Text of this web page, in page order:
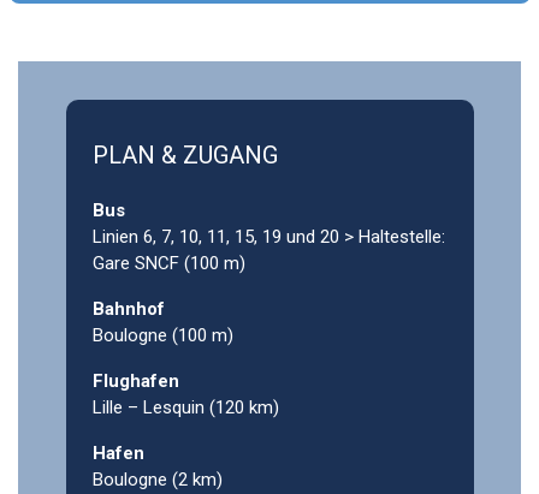
PLAN & ZUGANG
Bus
Linien 6, 7, 10, 11, 15, 19 und 20 > Haltestelle:
Gare SNCF (100 m)
Bahnhof
Boulogne (100 m)
Flughafen
Lille – Lesquin (120 km)
Hafen
Boulogne (2 km)